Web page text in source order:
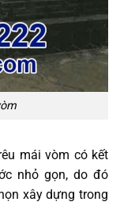
mái vòm có kết
nhỏ gọn, do đó
xây dựng trong